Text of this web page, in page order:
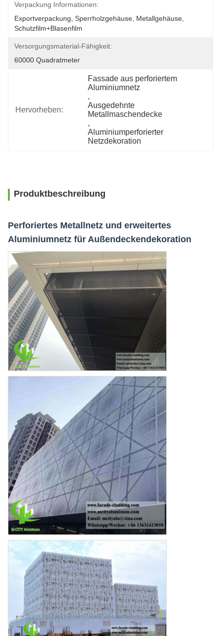
Verpackung Informationen:
Exportverpackung, Sperrholzgehäuse, Metallgehäuse,
Schutzfilm+Blasenfilm
Versorgungsmaterial-Fähigkeit:
60000 Quadratmeter
Hervorheben:
Fassade aus perforiertem
Aluminiumnetz
,
Ausgedehnte
Metallmaschendecke
,
Aluminiumperforierter
Netzdekoration
Produktbeschreibung
Perforiertes Metallnetz und erweitertes
Aluminiumnetz für Außendeckendekoration